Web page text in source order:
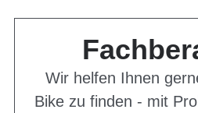
Wir helfen Ihnen
Bike zu finden - mit